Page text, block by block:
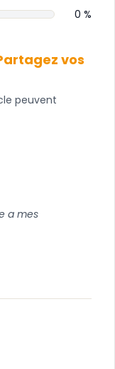
0 %
vos
peuvent
a mes